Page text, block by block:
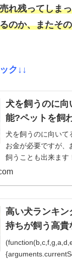
れ残ってしま
のか、またそ
ク↓↓
犬を飼うのに
能?ペットを飼
犬を飼うのに向いて
お金が必要ですが、
飼うことも出来ます
などがあげられます
高い犬ランキ
持ちが飼う高